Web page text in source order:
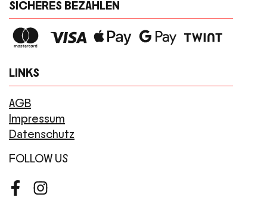
SICHERES BEZAHLEN
LINKS
AGB
Impressum
Datenschutz
FOLLOW US
FacebookInstagram